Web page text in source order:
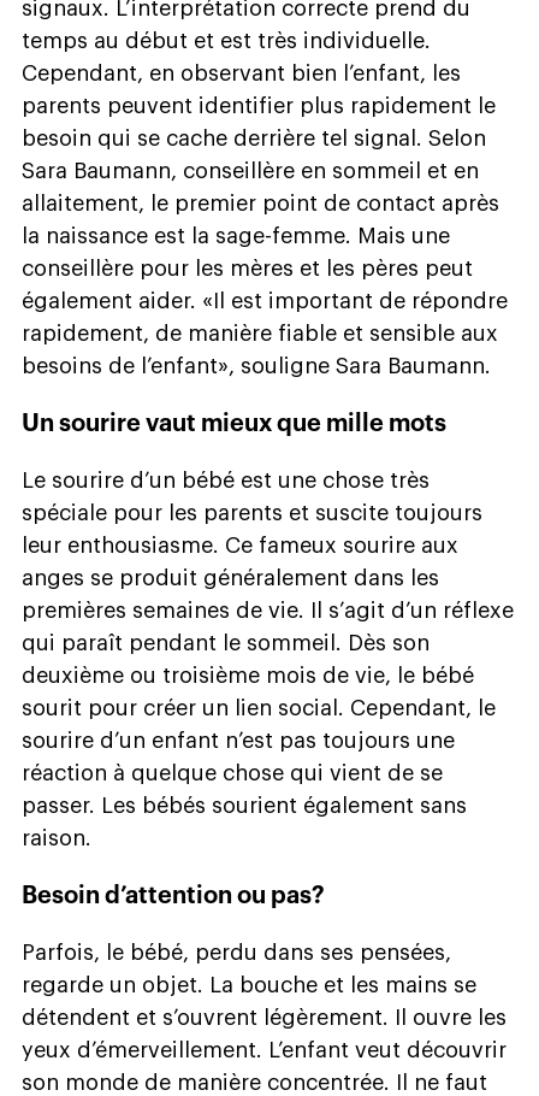
signaux. L’interprétation correcte prend du
temps au début et est très individuelle.
Cependant, en observant bien l’enfant, les
parents peuvent identifier plus rapidement le
besoin qui se cache derrière tel signal. Selon
Sara Baumann, conseillère en sommeil et en
allaitement, le premier point de contact après
la naissance est la sage-femme. Mais une
conseillère pour les mères et les pères peut
également aider. «Il est important de répondre
rapidement, de manière fiable et sensible aux
besoins de l’enfant», souligne Sara Baumann.
Un sourire vaut mieux que mille mots
Le sourire d’un bébé est une chose très
spéciale pour les parents et suscite toujours
leur enthousiasme. Ce fameux sourire aux
anges se produit généralement dans les
premières semaines de vie. Il s’agit d’un réflexe
qui paraît pendant le sommeil. Dès son
deuxième ou troisième mois de vie, le bébé
sourit pour créer un lien social. Cependant, le
sourire d’un enfant n’est pas toujours une
réaction à quelque chose qui vient de se
passer. Les bébés sourient également sans
raison.
Besoin d’attention ou pas?
Parfois, le bébé, perdu dans ses pensées,
regarde un objet. La bouche et les mains se
détendent et s’ouvrent légèrement. Il ouvre les
yeux d’émerveillement. L’enfant veut découvrir
son monde de manière concentrée. Il ne faut